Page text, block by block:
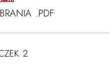
.PDF
2